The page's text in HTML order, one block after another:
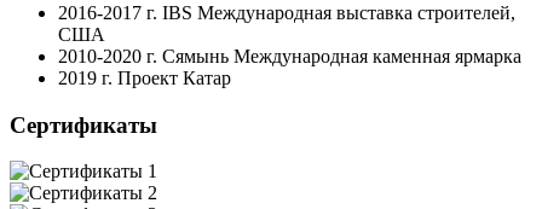
2016-2017 г. IBS Международная выставка строителей,
США
2010-2020 г. Сямынь Международная каменная ярмарка
2019 г. Проект Катар
Сертификаты